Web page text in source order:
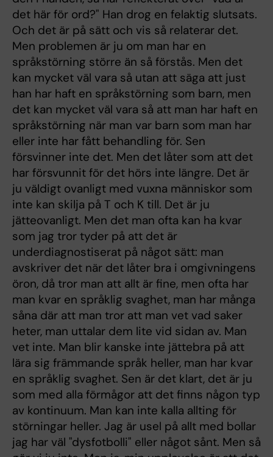
det här för ord?" Han drog en felaktig slutsats.
Och det är på sätt och vis så relaterar det.
Men problemen är ju om man har en
språkstörning större än så förstås. Men det
kan mycket väl vara så utan att säga att just
han har haft en språkstörning som barn, men
det kan mycket väl vara så att man har haft en
språkstörning när man var barn som man har
eller inte har fått behandling för. Sen
försvinner inte det. Men det låter som att det
har försvunnit för det hörs inte längre. Det är
ju väldigt ovanligt med vuxna människor som
inte kan skilja på T och K till. Det är ju
jätteovanligt. Men det man ofta kan ha kvar
som jag tror tyder på att det är
underdiagnostiserat på något sätt: man
avskriver det när det låter bra i omgivningens
öron, då tror man att allt är fine, men ofta har
man kvar en språklig svaghet, man har många
såna där att man tror att man vet vad saker
heter, man uttalar dem lite vid sidan av. Man
vet inte. Man blir kanske inte jättebra på att
lära sig främmande språk heller, man har kvar
en språklig svaghet. Sen är det klart, det är ju
som med alla förmågor att det finns någon typ
av kontinuum. Man kan inte kalla allting för
störningar heller. Jag är usel på allt med bollar
jag har väl "dysfotbolli" eller något sånt. Men så